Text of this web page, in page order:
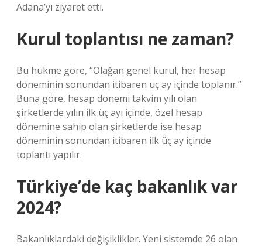
Adana’yı ziyaret etti.
Kurul toplantısı ne zaman?
Bu hükme göre, “Olağan genel kurul, her hesap
döneminin sonundan itibaren üç ay içinde toplanır.”
Buna göre, hesap dönemi takvim yılı olan
şirketlerde yılın ilk üç ayı içinde, özel hesap
dönemine sahip olan şirketlerde ise hesap
döneminin sonundan itibaren ilk üç ay içinde
toplantı yapılır.
Türkiye’de kaç bakanlık var
2024?
Bakanlıklardaki değişiklikler. Yeni sistemde 26 olan